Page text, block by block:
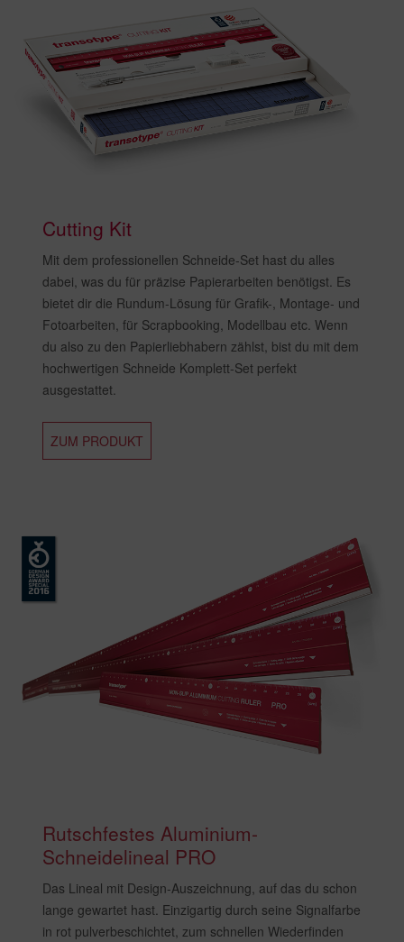
Cutting Kit
Mit dem professionellen Schneide-Set hast du alles
dabei, was du für präzise Papierarbeiten benötigst. Es
bietet dir die Rundum-Lösung für Grafik-, Montage- und
Fotoarbeiten, für Scrapbooking, Modellbau etc. Wenn
du also zu den Papierliebhabern zählst, bist du mit dem
hochwertigen Schneide Komplett-Set perfekt
ausgestattet.
ZUM PRODUKT
Rutschfestes Aluminium-
Schneidelineal PRO
Das Lineal mit Design-Auszeichnung, auf das du schon
lange gewartet hast. Einzigartig durch seine Signalfarbe
in rot pulverbeschichtet, zum schnellen Wiederfinden